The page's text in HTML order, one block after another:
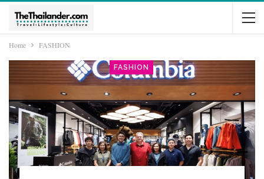
Home FASHION
FASHION